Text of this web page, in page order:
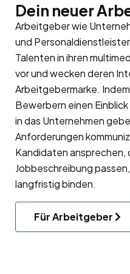
Dein neuer
Arbeitgeber wie
und
Talenten in ihren
vor und wecken deren
Arbeitgebermarke.
Bewerbern einen
in das Unternehmen
Anforderungen
Kandidaten ansprechen,
Jobbeschreibung
langfristig binden.
Für Arbeitgeber